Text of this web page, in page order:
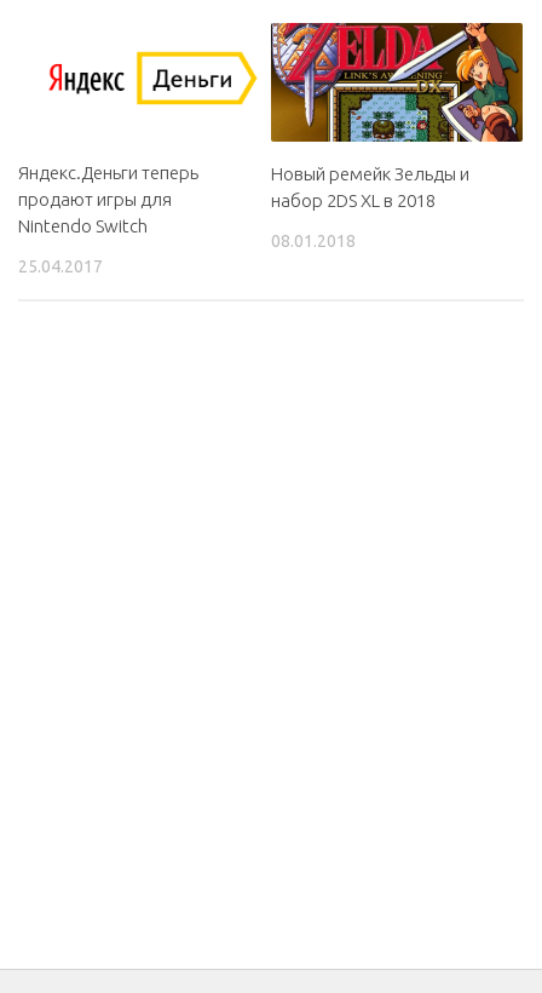
Яндекс.Деньги теперь
продают игры для
Nintendo Switch
25.04.2017
Новый ремейк Зельды и
набор 2DS XL в 2018
08.01.2018